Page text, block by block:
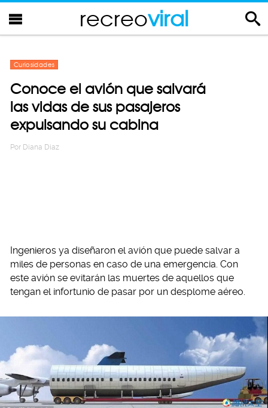
recreoviral
Curiosidades
Conoce el avión que salvará
las vidas de sus pasajeros
expulsando su cabina
Por Diana Diaz
Ingenieros ya diseñaron el avión que puede salvar a
miles de personas en caso de una emergencia. Con
este avión se evitarán las muertes de aquellos que
tengan el infortunio de pasar por un desplome aéreo.